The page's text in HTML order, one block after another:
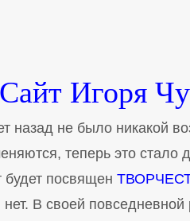
Игоря
назад не было никакой
теперь это стало
будет посвящен
В своей